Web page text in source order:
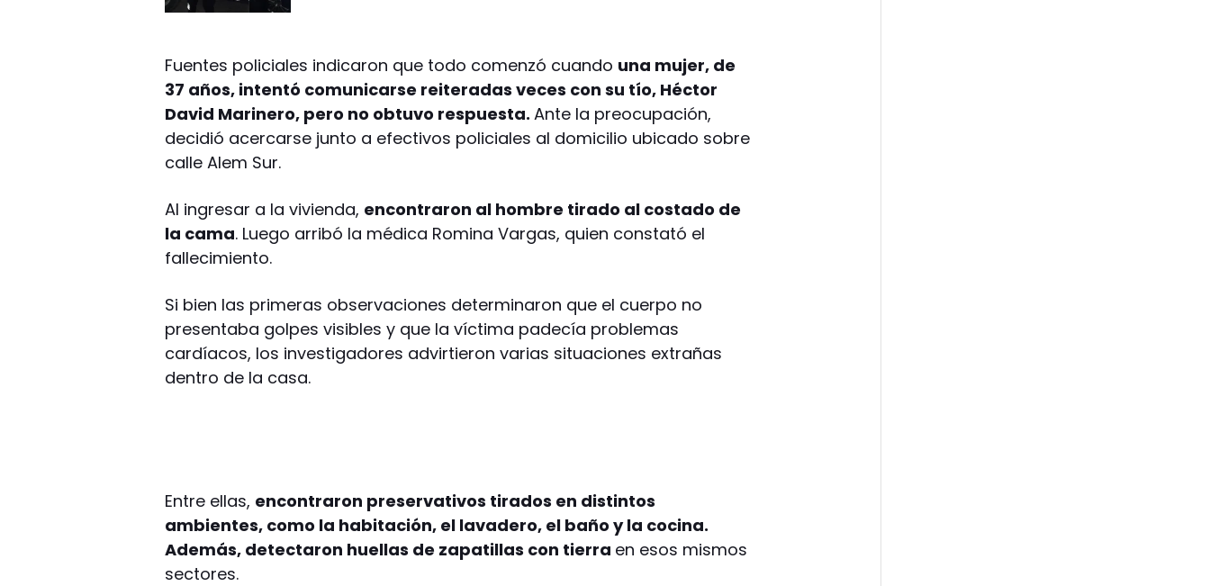
Fuentes policiales indicaron que todo comenzó cuando una mujer, de
37 años, intentó comunicarse reiteradas veces con su tío, Héctor
David Marinero, pero no obtuvo respuesta.Ante la preocupación,
decidió acercarse junto a efectivos policiales al domicilio ubicado sobre
calle Alem Sur.
Al ingresar a la vivienda, encontraron al hombre tirado al costado de
la cama. Luego arribó la médica Romina Vargas, quien constató el
fallecimiento.
Si bien las primeras observaciones determinaron que el cuerpo no
presentaba golpes visibles y que la víctima padecía problemas
cardíacos, los investigadores advirtieron varias situaciones extrañas
dentro de la casa.
Entre ellas, encontraron preservativos tirados en distintos
ambientes, como la habitación, el lavadero, el baño y la cocina.
Además, detectaron huellas de zapatillas con tierra en esos mismos
sectores.